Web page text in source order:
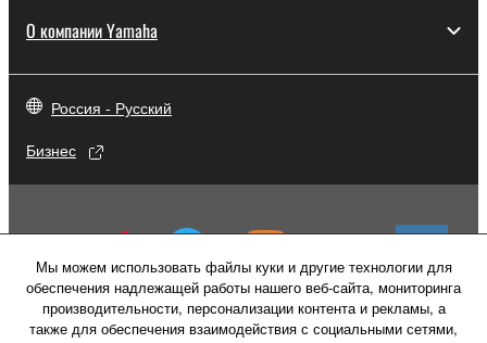
О компании Yamaha
Россия - Русский
Бизнес
Мы можем использовать файлы куки и другие технологии для
обеспечения надлежащей работы нашего веб-сайта, мониторинга
производительности, персонализации контента и рекламы, а
также для обеспечения взаимодействия с социальными сетями,